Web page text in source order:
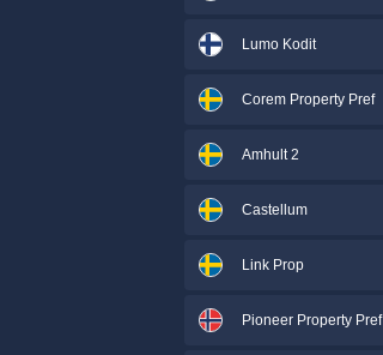
Lumo Kodit
Corem Property Pref
Amhult 2
Castellum
Link Prop
Pioneer Property Pref